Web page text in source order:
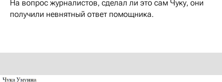
На вопрос журналистов, сделал ли это сам Чуку, они
получили невнятный ответ помощника.